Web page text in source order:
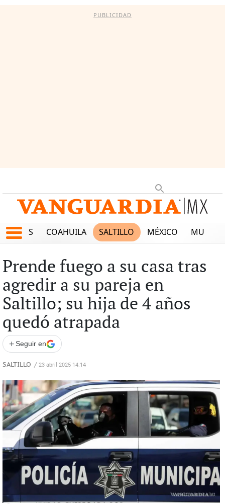
PUBLICIDAD
JUEGOS COAHUILA SALTILLO MÉXICO MUNDO
Prende fuego a su casa tras
agredir a su pareja en
Saltillo; su hija de 4 años
quedó atrapada
+ Seguir en
SALTILLO / 23 abril 2025 14:14